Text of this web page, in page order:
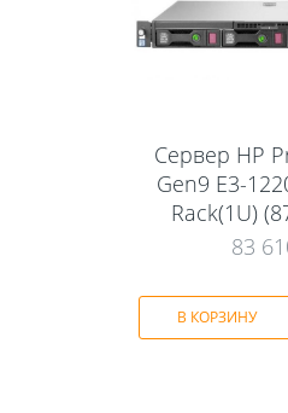
Сервер HP
Gen9 E3-
Rack(1U)
83
В КОРЗИНУ